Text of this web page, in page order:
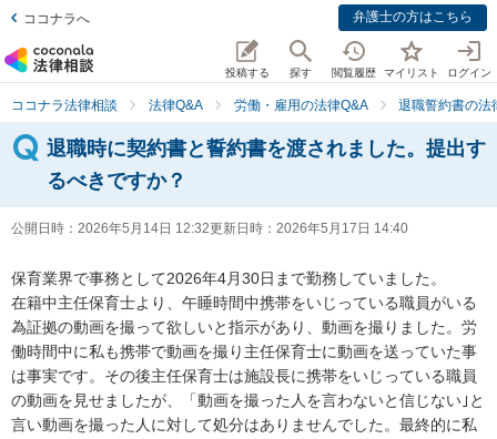
ココナラへ 弁護士の方はこちら
投稿する 探す 閲覧履歴 マイリスト ログイン
ココナラ法律相談 法律Q&A 労働・雇用の法律Q&A 退職誓約書の法
退職時に契約書と誓約書を渡されました。提出す
るべきですか？
公開日時： 2026年5月14日 12:32更新日時： 2026年5月17日 14:40
保育業界で事務として2026年4月30日まで勤務していました。
在籍中主任保育士より、午睡時間中携帯をいじっている職員がいる
為証拠の動画を撮って欲しいと指示があり、動画を撮りました。労
働時間中に私も携帯で動画を撮り主任保育士に動画を送っていた事
は事実です。その後主任保育士は施設長に携帯をいじっている職員
の動画を見せましたが、「動画を撮った人を言わないと信じない｣と
言い動画を撮った人に対して処分はありませんでした。最終的に私